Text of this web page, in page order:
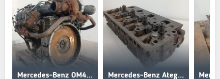
Mercedes-Benz OM441LAI/11 Motor Completo Mercedes-Benz Atego / OM904LA Cabeça do Motor com Válvulas